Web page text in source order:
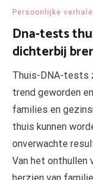
Persoonlijke
Dna-tests
dichterbij
Thuis-DNA-tests
trend geworden
families en
thuis kunnen
onverwachte
Van het onthullen